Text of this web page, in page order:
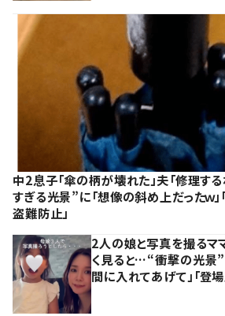
中2息子「傘の柄が壊れた」夫「修理す
すぎる光景”に「想像の斜め上だったｗ」
盗難防止」
2人の娘と写真を撮るマ
く見ると…“衝撃の光景”
間に入れてあげて」「登